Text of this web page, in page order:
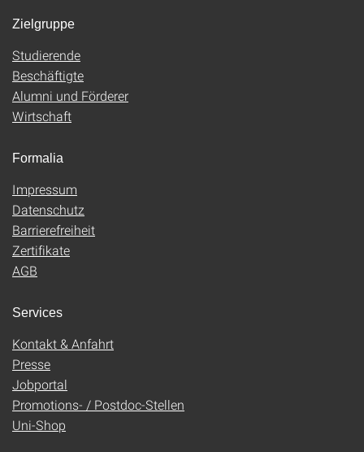
Zielgruppe
Studierende
Beschäftigte
Alumni und Förderer
Wirtschaft
Formalia
Impressum
Datenschutz
Barrierefreiheit
Zertifikate
AGB
Services
Kontakt & Anfahrt
Presse
Jobportal
Promotions- / Postdoc-Stellen
Uni-Shop